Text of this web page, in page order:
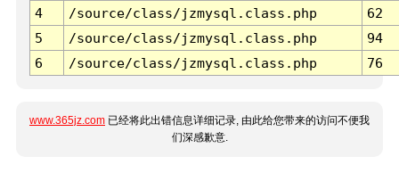
4
/source/class/jzmysql.class.php
62
5
/source/class/jzmysql.class.php
94
6
/source/class/jzmysql.class.php 76
www.365jz.com 已经将此出错信息详细记录, 由此给您带来的访问不便我
们深感歉意.